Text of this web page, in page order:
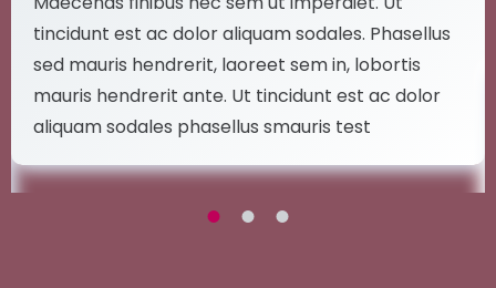
tincidunt est ac dolor aliquam sodales. Phasellus
sed mauris hendrerit, laoreet sem in, lobortis
mauris hendrerit ante. Ut tincidunt est ac dolor
aliquam sodales phasellus smauris test